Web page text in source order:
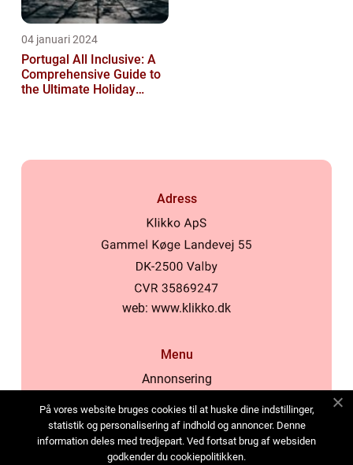
04 januari 2024
Portugal All Inclusive: A
Comprehensive Guide to
the Ultimate Holiday
Adress
web: www.klikko.dk
Menu
Annonsering
Cookies
Kontakta oss
På vores website bruges cookies til at huske dine indstillinger,
statistik og personalisering af indhold og annoncer. Denne
information deles med tredjepart. Ved fortsat brug af websiden
godkender du cookiepolitikken.